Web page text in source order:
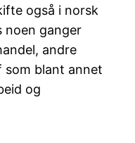
også i norsk
noen ganger
andre
som blant annet
og